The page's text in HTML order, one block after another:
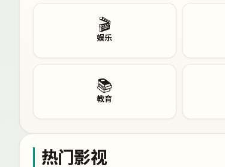
🎬
娱乐
📚
教育
热门影视